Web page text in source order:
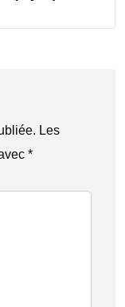
Les
*